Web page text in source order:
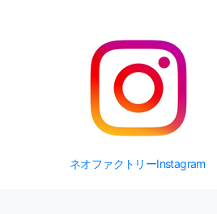
ネオファクトリーInstagram